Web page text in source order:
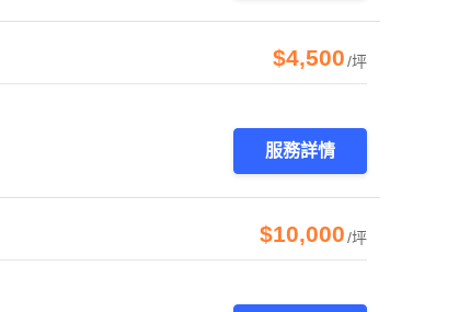
$4,500/坪
服務詳情
$10,000/坪